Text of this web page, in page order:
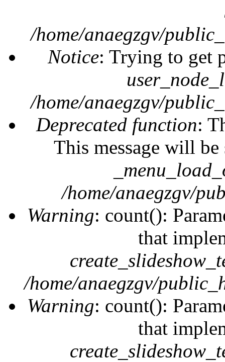
/home/anaegzgv/
Notice: Trying to get
/home/anaegzgv/
Deprecated function:
This message will
/home/anaegzgv/
Warning: count():
that
/home/anaegzgv/
Warning: count():
that